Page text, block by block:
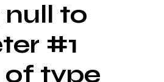
null to
#1
of type